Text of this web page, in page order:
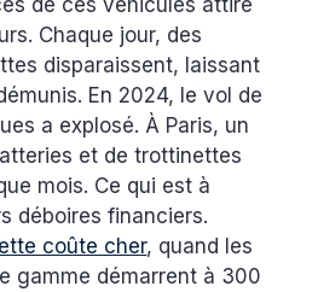
Chaque jour, des
disparaissent, laissant
En 2024, le vol de
a explosé. À Paris, un
et de trottinettes
mois. Ce qui est à
déboires financiers.
coûte cher, quand les
gamme démarrent à 300